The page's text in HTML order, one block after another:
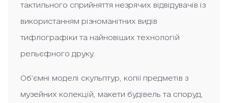
тактильного сприйняття незрячих відвідувачів із
використанням різноманітних видів
тифлографіки та найновіших технологій
рельєфного друку.
Об’ємні моделі скульптур, копії предметів з
музейних колекцій, макети будівель та споруд,